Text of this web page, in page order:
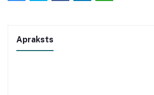
Apraksts